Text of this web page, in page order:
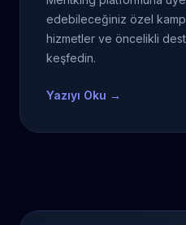
edebileceğiniz özel
hizmetler ve öncelikli
keşfedin.
Yazıyı Oku →